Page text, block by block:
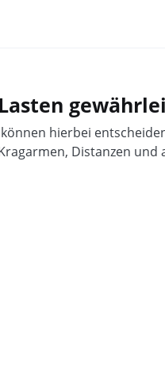
hierbei
Distanzen und